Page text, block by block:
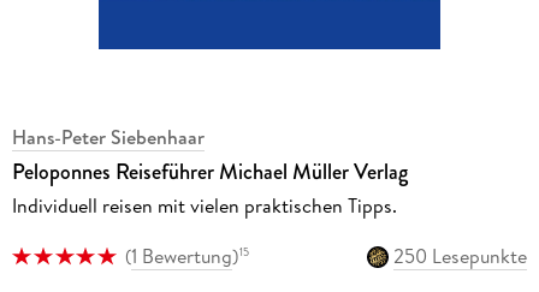
Hans-Peter Siebenhaar
Peloponnes Reiseführer Michael Müller Verlag
Individuell reisen mit vielen praktischen Tipps.
(1 Bewertung)15
250 Lesepunkte